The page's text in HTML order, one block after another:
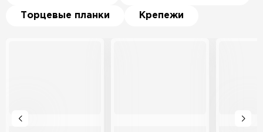
Торцевые планки Крепежи